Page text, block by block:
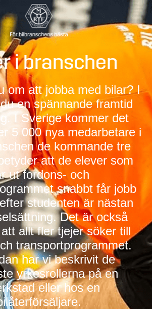
i branschen
om att jobba med bilar? I
en spännande framtid
I Sverige kommer det
5 000 nya medarbetare i
de kommande tre
att de elever som
ut fordons- och
snabbt får jobb
studenten är nästan
Det är också
allt fler tjejer söker till
transportprogrammet.
har vi beskrivit de
yrkesrollerna på en
eller hos en